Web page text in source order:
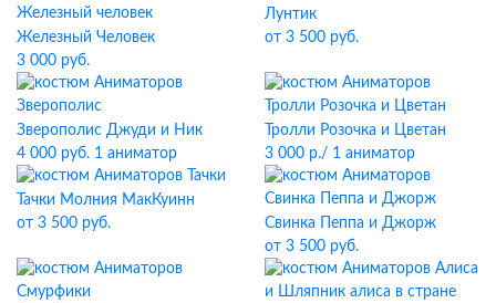
Железный Человек
3 000 руб.
Лунтик
от 3 500 руб.
Зверополис Джуди и Ник
4 000 руб. 1 аниматор
Тролли Розочка и Цветан
3 000 р./ 1 аниматор
Тачки Молния МакКуинн
от 3 500 руб.
Свинка Пеппа и Джорж
от 3 500 руб.